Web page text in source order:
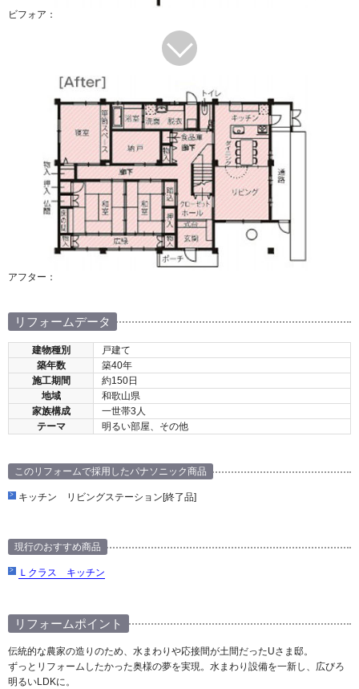
ビフォア：
アフター：
リフォームデータ
建物種別
戸建て
築年数
築40年
施工期間
約150日
地域
和歌山県
家族構成
一世帯3人
テーマ
明るい部屋、その他
このリフォームで採用したパナソニック商品
キッチン リビングステーション[終了品]
現行のおすすめ商品
Ｌクラス キッチン
リフォームポイント
伝統的な農家の造りのため、水まわりや応接間が土間だったUさま邸。
ずっとリフォームしたかった奥様の夢を実現。水まわり設備を一新し、広びろ
明るいLDKに。